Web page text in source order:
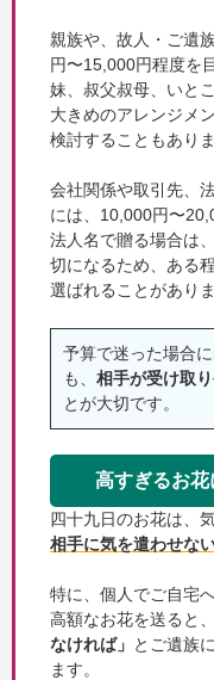
親族や、故人・ご遺
円〜15,000円程度を
妹、叔父叔母、いと
大きめのアレンジメ
検討することもありま
会社関係や取引先、
には、10,000円〜
法人名で贈る場合は
切になるため、ある
選ばれることがありま
予算で迷った場合
も、 相手が受け取
とが大切です。
高すぎるお
四十九日のお花は、
相手に気を遣わせな
特に、個人でご自宅
高額なお花を送ると
なければ」 とご遺族
ます。